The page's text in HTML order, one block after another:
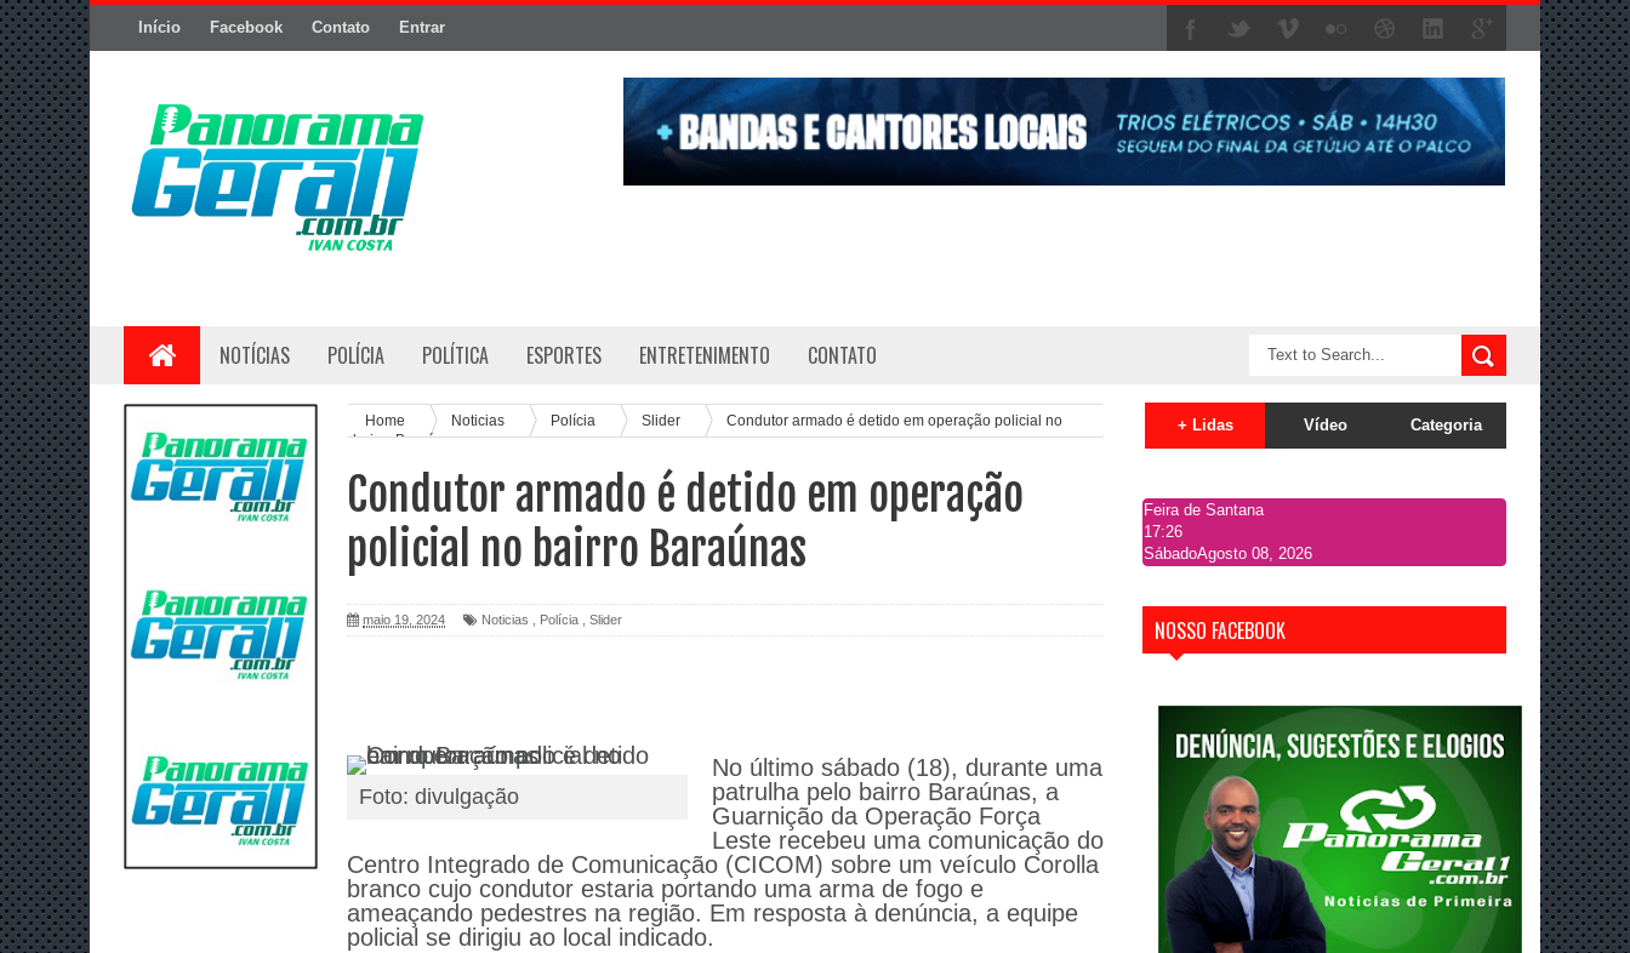
Início Facebook Contato Entrar
NOTÍCIAS POLÍCIA POLÍTICA ESPORTES ENTRETENIMENTO CONTATO
Home Noticias Polícia Slider
Condutor armado é detido em operação policial no
bairro Baraúnas
Condutor armado é detido em operação
policial no bairro Baraúnas
maio 19, 2024 Noticias Polícia Slider
Foto: divulgação
No último sábado (18), durante uma
patrulha pelo bairro Baraúnas, a
Guarnição da Operação Força
Leste recebeu uma comunicação do
Centro Integrado de Comunicação (CICOM) sobre um veículo Corolla
branco cujo condutor estaria portando uma arma de fogo e
ameaçando pedestres na região. Em resposta à denúncia, a equipe
policial se dirigiu ao local indicado.
+ Lidas Vídeo Categoria
Feira de Santana
17:26
SábadoAgosto 08, 2026
NOSSO FACEBOOK